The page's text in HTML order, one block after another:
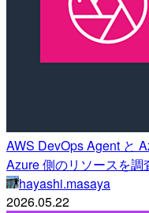
AWS DevOps Agent と
Azure 側のリソースを調
hayashi.masaya
2026.05.22